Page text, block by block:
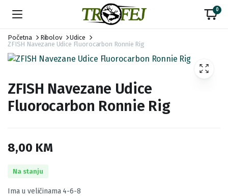
0
Početna Ribolov
Udice
ZFISH Navezane Udice Fluorocarbon Ronnie Rig
ZFISH Navezane Udice
Fluorocarbon Ronnie Rig
8,00 KM
Na stanju
Ima u veličinama 4-6-8